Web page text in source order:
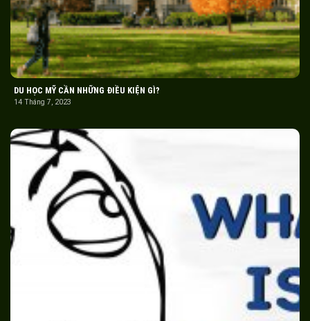
DU HỌC MỸ CẦN NHỮNG ĐIỀU KIỆN GÌ?
14 Tháng 7, 2023